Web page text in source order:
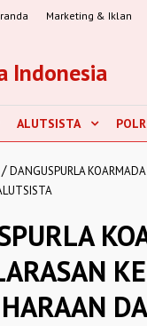
Marketing & Iklan
ALUTSISTA
/ DANGUSPURLA